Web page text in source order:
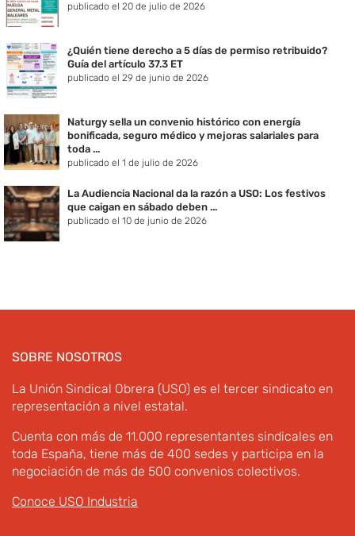
publicado el 20 de julio de 2026
¿Quién tiene derecho a 5 días de permiso retribuido?
Guía del artículo 37.3 ET
publicado el 29 de junio de 2026
Naturgy sella un convenio histórico con energía
bonificada, seguro médico y mejoras salariales para
toda ...
publicado el 1 de julio de 2026
La Audiencia Nacional da la razón a USO: Los festivos
que caigan en sábado deben ...
publicado el 10 de junio de 2026
SOBRE NOSOTROS
La Unión Sindical Obrera (USO) es el tercer sindicato en
representación a nivel estatal.
Cuenta con más de 11.000 representantes sindicales en
toda España, tiene más de 400 sedes y participa en la
negociación de más de 500 convenios colectivos.
Conoce USO Industria